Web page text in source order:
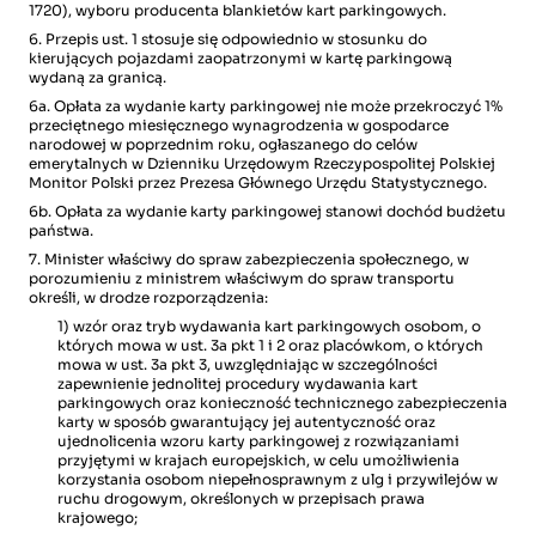
1720), wyboru producenta blankietów kart parkingowych.
6. Przepis ust. 1 stosuje się odpowiednio w stosunku do
kierujących pojazdami zaopatrzonymi w kartę parkingową
wydaną za granicą.
6a. Opłata za wydanie karty parkingowej nie może przekroczyć 1%
przeciętnego miesięcznego wynagrodzenia w gospodarce
narodowej w poprzednim roku, ogłaszanego do celów
emerytalnych w Dzienniku Urzędowym Rzeczypospolitej Polskiej
Monitor Polski przez Prezesa Głównego Urzędu Statystycznego.
6b. Opłata za wydanie karty parkingowej stanowi dochód budżetu
państwa.
7. Minister właściwy do spraw zabezpieczenia społecznego, w
porozumieniu z ministrem właściwym do spraw transportu
określi, w drodze rozporządzenia:
1) wzór oraz tryb wydawania kart parkingowych osobom, o
których mowa w ust. 3a pkt 1 i 2 oraz placówkom, o których
mowa w ust. 3a pkt 3, uwzględniając w szczególności
zapewnienie jednolitej procedury wydawania kart
parkingowych oraz konieczność technicznego zabezpieczenia
karty w sposób gwarantujący jej autentyczność oraz
ujednolicenia wzoru karty parkingowej z rozwiązaniami
przyjętymi w krajach europejskich, w celu umożliwienia
korzystania osobom niepełnosprawnym z ulg i przywilejów w
ruchu drogowym, określonych w przepisach prawa
krajowego;